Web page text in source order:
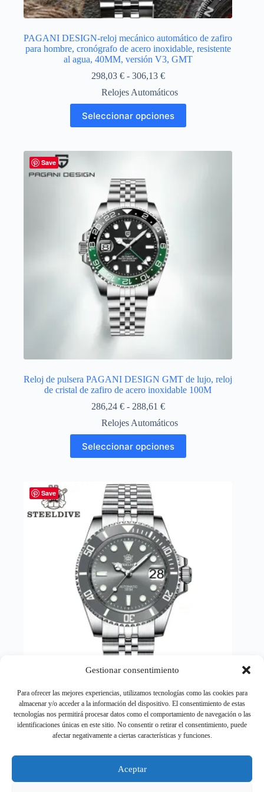
Gestionar consentimiento
Para ofrecer las mejores experiencias, utilizamos tecnologías como las cookies para
almacenar y/o acceder a la información del dispositivo. El consentimiento de estas
tecnologías nos permitirá procesar datos como el comportamiento de navegación o las
identificaciones únicas en este sitio. No consentir o retirar el consentimiento, puede
afectar negativamente a ciertas características y funciones.
Aceptar
PAGANI DESIGN-reloj mecánico automático de zafiro
para hombre, cronógrafo de acero inoxidable, resistente
al agua, 40MM, versión V3, GMT
298,03 € - 306,13 €Rango
precios:
desde
298,03 €
hasta
Relojes Automáticos
Seleccionar opciones
producto
tiene
se
pueden
elegir
en
la
página
de
producto
Save
Reloj de pulsera PAGANI DESIGN GMT de lujo, reloj
de cristal de zafiro de acero inoxidable 100M
286,24 € - 288,61 €Rango
precios:
desde
286,24 €
hasta
Relojes Automáticos
Seleccionar opciones
producto
tiene
variantes.
Las
opciones
se
pueden
elegir
en
la
página
de
producto
Save
STEELDIVE SD1953 Water Ghost bisel cerámico
espejo de zafiro luminoso suizo NH35 movimiento
buceo 30Bar reloj mecánico impermeable
de
Relojes Automáticos
Este